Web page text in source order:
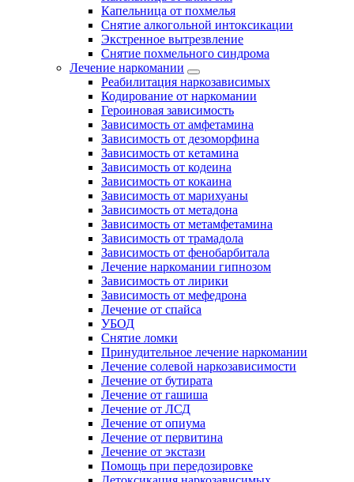
Капельница от похмелья
Снятие алкогольной интоксикации
Экстренное вытрезвление
Снятие похмельного синдрома
Лечение наркомании
Реабилитация наркозависимых
Кодирование от наркомании
Героиновая зависимость
Зависимость от амфетамина
Зависимость от дезоморфина
Зависимость от кетамина
Зависимость от кодеина
Зависимость от кокаина
Зависимость от марихуаны
Зависимость от метадона
Зависимость от метамфетамина
Зависимость от трамадола
Зависимость от фенобарбитала
Лечение наркомании гипнозом
Зависимость от лирики
Зависимость от мефедрона
Лечение от спайса
УБОД
Снятие ломки
Принудительное лечение наркомании
Лечение солевой наркозависимости
Лечение от бутирата
Лечение от гашиша
Лечение от ЛСД
Лечение от опиума
Лечение от первитина
Лечение от экстази
Помощь при передозировке